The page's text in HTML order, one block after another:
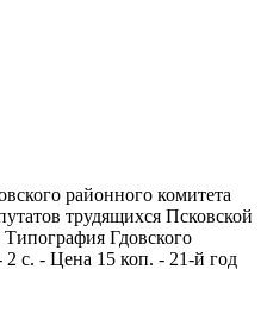
районного комитета
трудящихся Псковской
Гдовского
2 с. - Цена 15 коп. - 21-й год